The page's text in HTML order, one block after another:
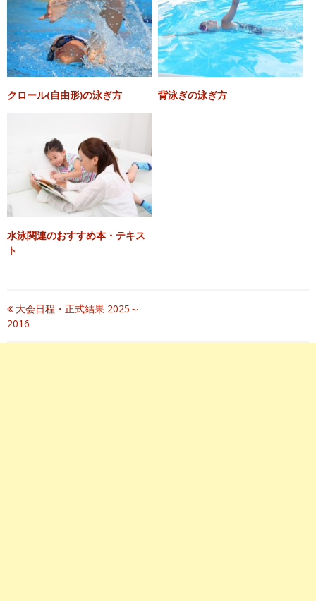
クロール(自由形)の泳ぎ方 背泳ぎの泳ぎ方
水泳関連のおすすめ本・テキス
ト
投
稿
大会日程・正式結果 2025～
2016